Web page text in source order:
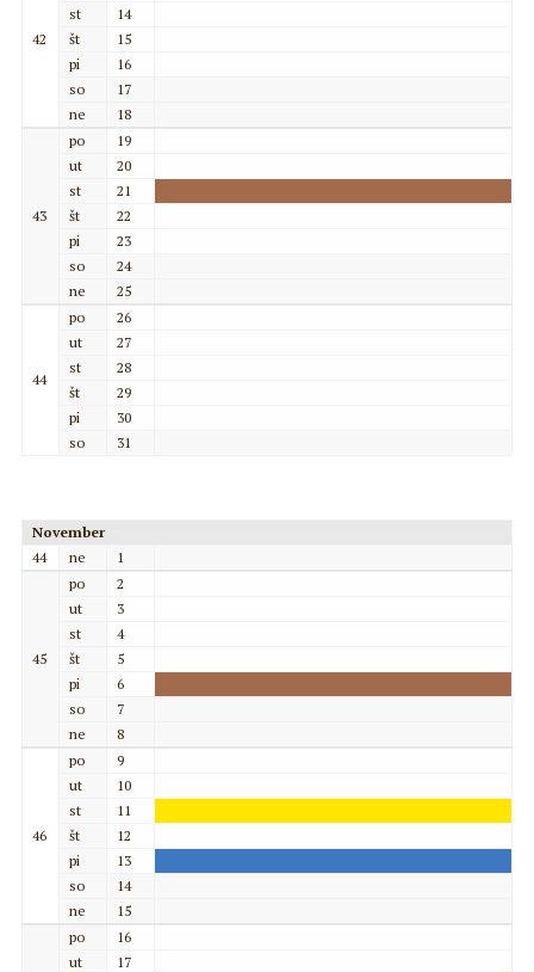
42
st
14
št
15
pi
16
so
17
ne
18
43
po
19
ut
20
st
21
št
22
pi
23
so
24
ne
25
44
po
26
ut
27
st
28
št
29
pi
30
so
31
November
44
ne 1
45
po
2
ut
3
st
4
št
5
pi
6
so
7
ne
8
46
po
9
ut
10
st
11
št
12
pi
13
so
14
ne
15
po
16
ut
17